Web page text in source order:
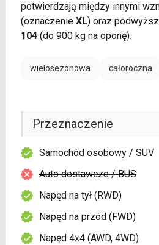
potwierdzają między innymi
(oznaczenie XL) oraz
104(do 900 kg na oponę).
wielosezonowa całoroczna
Przeznaczenie
Samochód osobowy / SUV
Auto dostawcze / BUS
Napęd na tył (RWD)
Napęd na przód (FWD)
Napęd 4x4 (AWD, 4WD)